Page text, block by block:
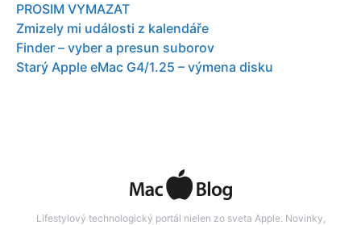
PROSIM VYMAZAT
Zmizely mi události z kalendáře
Finder – vyber a presun suborov
Starý Apple eMac G4/1.25 – výmena disku
Lifestylový technologický portál nielen zo sveta Apple. Novinky,